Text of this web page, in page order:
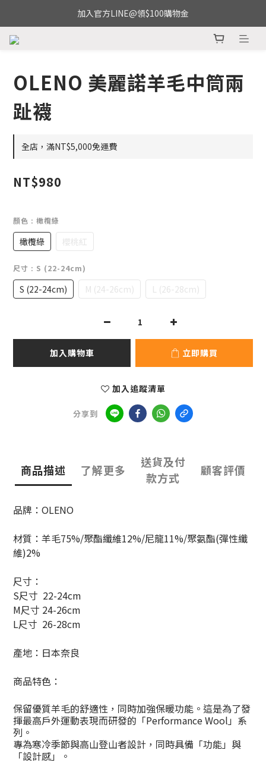
加入官方LINE@領$100購物金
OLENO 美麗諾羊毛中筒兩
趾襪
全店，滿NT$5,000免運費
NT$980
顏色 : 橄欖綠
橄欖綠 櫻桃紅
尺寸 : S (22-24cm)
S (22-24cm) M (24-26cm) L (26-28cm)
加入購物車 立即購買
加入追蹤清單
分享到
商品描述 了解更多
送貨及付
款方式
顧客評價
品牌：OLENO
材質 ：羊毛75%/聚酯纖維12%/尼龍11%/聚氨酯(彈性纖
維)2%
尺寸 ：
S尺寸 22-24cm
M尺寸 24-26cm
L尺寸 26-28cm
產地：日本奈良
商品特色：
保留優質羊毛的舒適性，同時加強保暖功能。這是為了發
揮最高戶外運動表現而研發的「Performance Wool」系
列。
專為寒冷季節與高山登山者設計，同時具備「功能」與
「設計感」。